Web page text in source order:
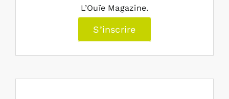
L’Ouïe Magazine.
S’inscrire